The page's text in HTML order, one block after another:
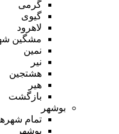
گرمی
گیوی
لاهرود
مشگین
نمین
نیر
هشتجین
هیر
بازگشت
بوشهر
تمام
بوشهر